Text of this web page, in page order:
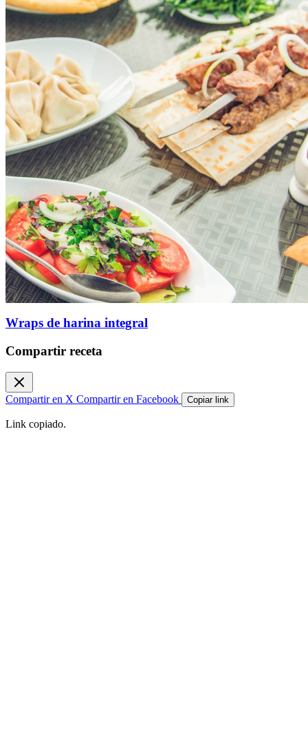
Wraps de harina integral
Compartir receta
Compartir en X Compartir en Facebook Copiar link
Link copiado.